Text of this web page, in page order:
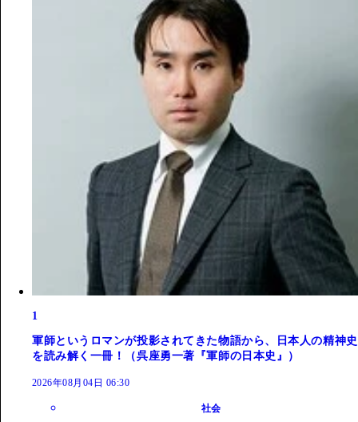
1
軍師というロマンが投影されてきた物語から、日本人の精神史
を読み解く一冊！（呉座勇一著『軍師の日本史』）
2026年08月04日 06:30
社会